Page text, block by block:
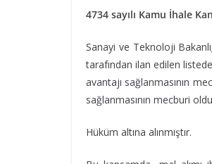
4734 sayılı Kamu İhale
Sanayi ve Teknoloji
tarafından ilan edilen
avantajı sağlanmasının
sağlanmasının mecburi
Hüküm altına alınmıştır.